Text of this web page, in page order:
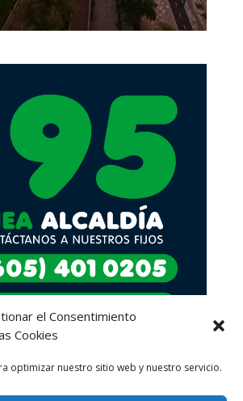
el Consentimiento
Cookies
optimizar nuestro sitio web y nuestro servicio.